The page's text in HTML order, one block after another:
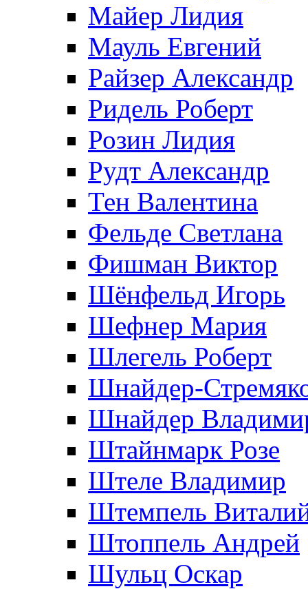
Майер Лидия
Мауль Евгений
Райзер Александр
Ридель Роберт
Розин Лидия
Рудт Александр
Тен Валентина
Фельде Светлана
Фишман Виктор
Шёнфельд Игорь
Шефнер Мария
Шлегель Роберт
Шнайдер-
Шнайдер
Штайнмарк Розe
Штеле Владимир
Штемпель
Штоппель Андрей
Шульц Оскар